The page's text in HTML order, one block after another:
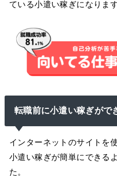
ている小遣い稼ぎになります
転職前に小遣い稼ぎがで
インターネットのサイトを
小遣い稼ぎが簡単にできる
た。